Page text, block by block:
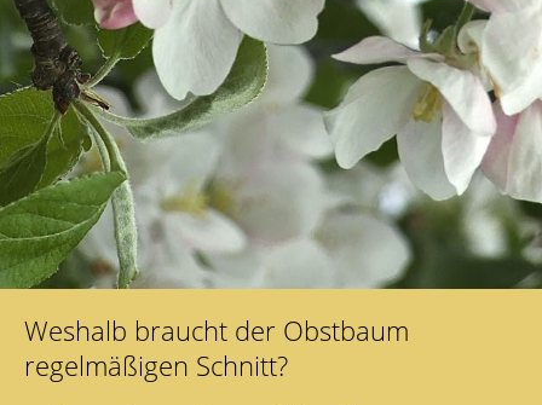
Weshalb braucht der Obstbaum
regelmäßigen Schnitt?